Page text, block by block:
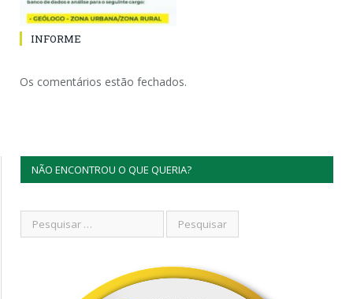
INFORME
Os comentários estão fechados.
NÃO ENCONTROU O QUE QUERIA?